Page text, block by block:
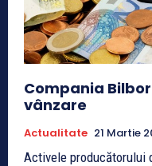
Compania
vânzare
Actualitate 21 Martie
Activele producătorului